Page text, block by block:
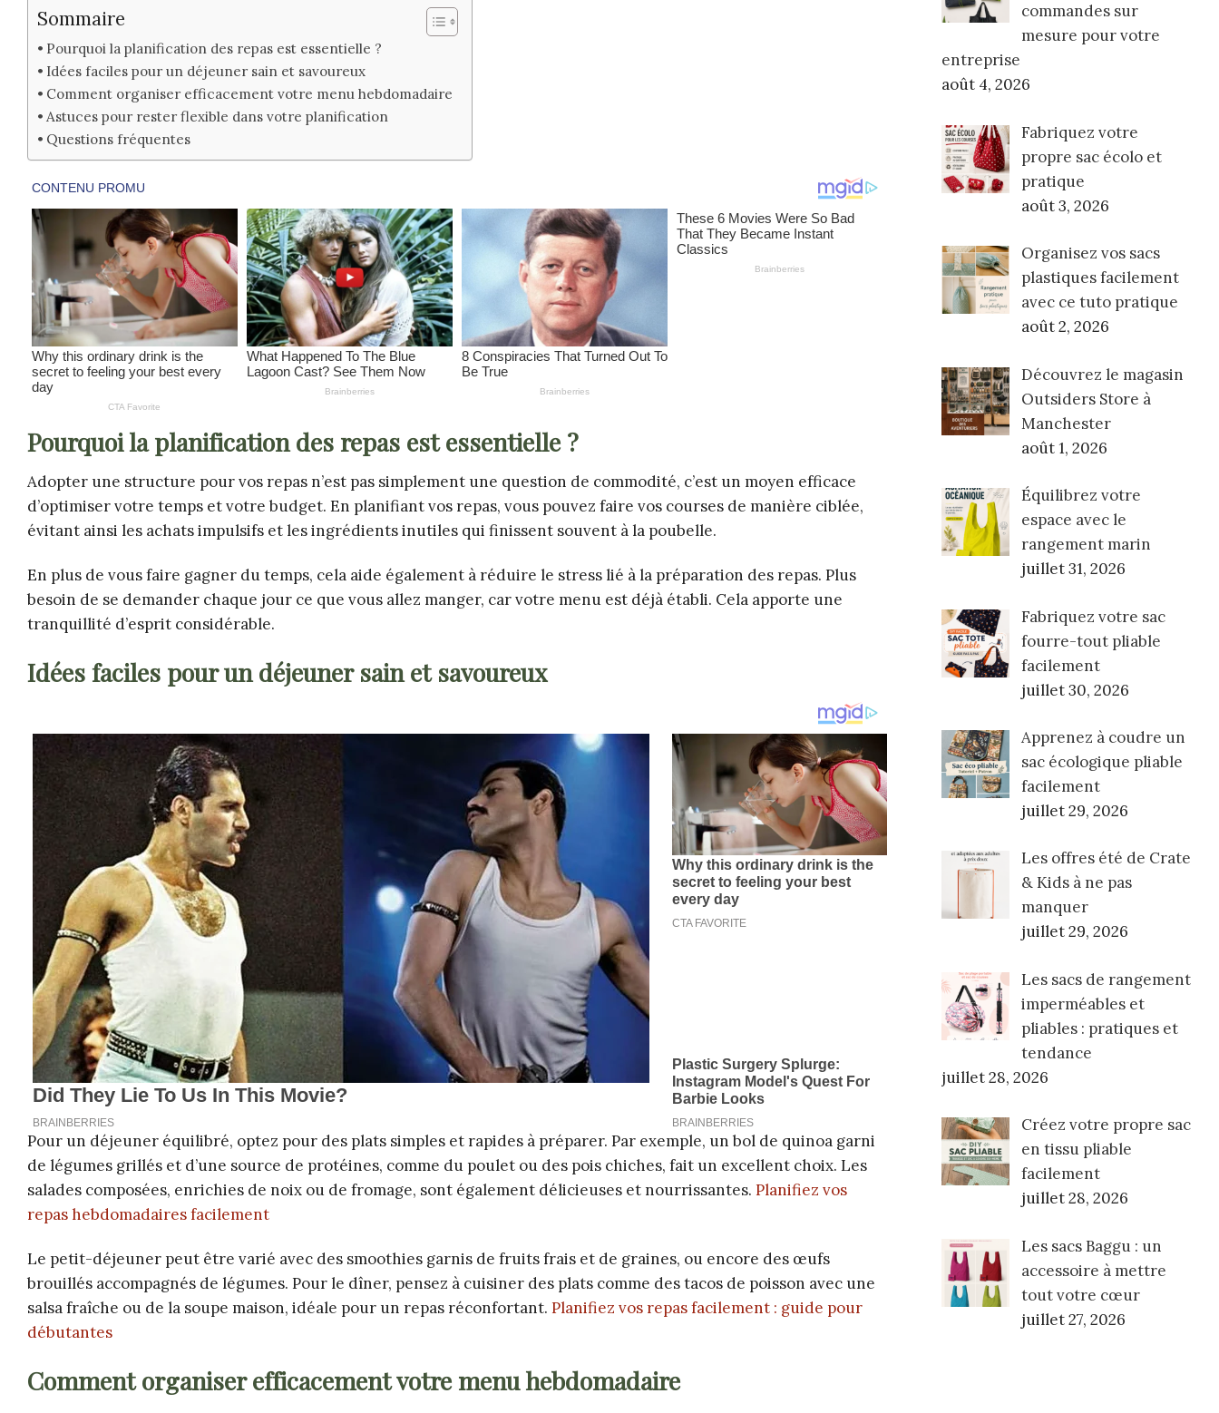
Sommaire
Pourquoi la planification des repas est essentielle ?
Idées faciles pour un déjeuner sain et savoureux
Comment organiser efficacement votre menu hebdomadaire
Astuces pour rester flexible dans votre planification
Questions fréquentes
Pourquoi la planification des repas est essentielle ?
Adopter une structure pour vos repas n’est pas simplement une question de commodité, c’est un moyen efficace
d’optimiser votre temps et votre budget. En planifiant vos repas, vous pouvez faire vos courses de manière ciblée,
évitant ainsi les achats impulsifs et les ingrédients inutiles qui finissent souvent à la poubelle.
En plus de vous faire gagner du temps, cela aide également à réduire le stress lié à la préparation des repas. Plus
besoin de se demander chaque jour ce que vous allez manger, car votre menu est déjà établi. Cela apporte une
tranquillité d’esprit considérable.
Idées faciles pour un déjeuner sain et savoureux
Pour un déjeuner équilibré, optez pour des plats simples et rapides à préparer. Par exemple, un bol de quinoa garni
de légumes grillés et d’une source de protéines, comme du poulet ou des pois chiches, fait un excellent choix. Les
salades composées, enrichies de noix ou de fromage, sont également délicieuses et nourrissantes. Planifiez vos
repas hebdomadaires facilement
Le petit-déjeuner peut être varié avec des smoothies garnis de fruits frais et de graines, ou encore des œufs
brouillés accompagnés de légumes. Pour le dîner, pensez à cuisiner des plats comme des tacos de poisson avec une
salsa fraîche ou de la soupe maison, idéale pour un repas réconfortant. Planifiez vos repas facilement : guide pour
débutantes
Comment organiser efficacement votre menu hebdomadaire
commandes sur
mesure pour votre
entreprise
août 4, 2026
Fabriquez votre
propre sac écolo et
pratique
août 3, 2026
Organisez vos sacs
plastiques facilement
avec ce tuto pratique
août 2, 2026
Découvrez le magasin
Outsiders Store à
Manchester
août 1, 2026
Équilibrez votre
espace avec le
rangement marin
juillet 31, 2026
Fabriquez votre sac
fourre-tout pliable
facilement
juillet 30, 2026
Apprenez à coudre un
sac écologique pliable
facilement
juillet 29, 2026
Les offres été de Crate
& Kids à ne pas
manquer
juillet 29, 2026
Les sacs de rangement
imperméables et
pliables : pratiques et
tendance
juillet 28, 2026
Créez votre propre sac
en tissu pliable
facilement
juillet 28, 2026
Les sacs Baggu : un
accessoire à mettre
tout votre cœur
juillet 27, 2026